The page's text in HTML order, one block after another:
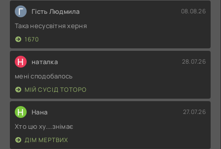
Г Гість Людмила 08.08.26
Така несусвітня херня
1670
Н наталка 28.07.26
мені сподобалось
МІЙ СУСІД ТОТОРО
Н Нана 27.07.26
Хто цю ху....знімає
ДІМ МЕРТВИХ